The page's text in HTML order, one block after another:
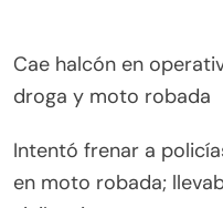
Cae halcón en
droga y moto robada
Intentó frenar a
en moto robada;